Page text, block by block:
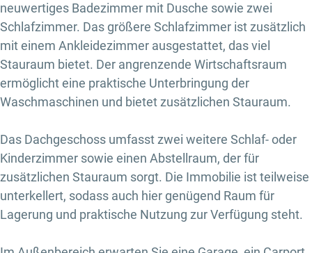
neuwertiges Badezimmer mit Dusche sowie zwei
Schlafzimmer. Das größere Schlafzimmer ist zusätzlich
mit einem Ankleidezimmer ausgestattet, das viel
Stauraum bietet. Der angrenzende Wirtschaftsraum
ermöglicht eine praktische Unterbringung der
Waschmaschinen und bietet zusätzlichen Stauraum.
Das Dachgeschoss umfasst zwei weitere Schlaf- oder
Kinderzimmer sowie einen Abstellraum, der für
zusätzlichen Stauraum sorgt. Die Immobilie ist teilweise
unterkellert, sodass auch hier genügend Raum für
Lagerung und praktische Nutzung zur Verfügung steht.